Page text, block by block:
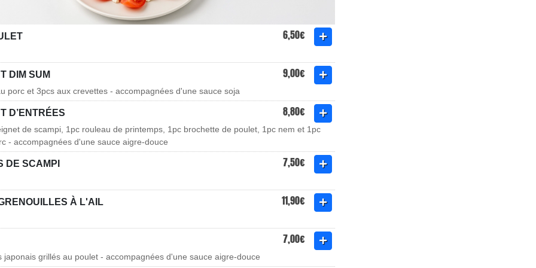
6,50€
DIM SUM 9,00€
porc et 3pcs aux crevettes - accompagnées d'une sauce soja
D’ENTRÉES 8,80€
de scampi, 1pc rouleau de printemps, 1pc brochette de poulet, 1pc nem et 1pc
- accompagnées d'une sauce aigre-douce
DE SCAMPI 7,50€
À L'AIL 11,90€
7,00€
japonais grillés au poulet - accompagnées d'une sauce aigre-douce